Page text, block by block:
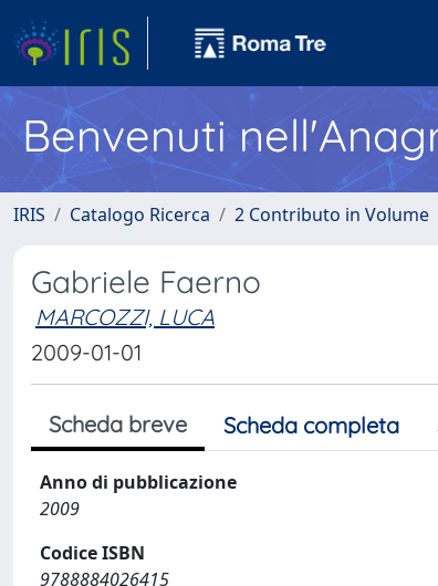
Benvenuti
IRIS Catalogo Ricerca 2 Contributo in Volume
Gabriele Faerno
MARCOZZI, LUCA
2009-01-01
Scheda breve Scheda completa
Anno di pubblicazione
2009
Codice ISBN
9788884026415